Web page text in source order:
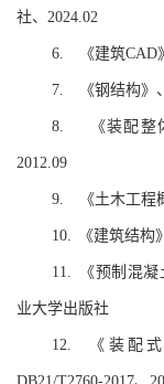
社、 2024.02
6. 《建筑CAD
7. 《钢结构》、
8. 《装配
2012.09
9. 《土木工程
10. 《建筑结构
11. 《预制混
业大学出版社
12. 《装配
、